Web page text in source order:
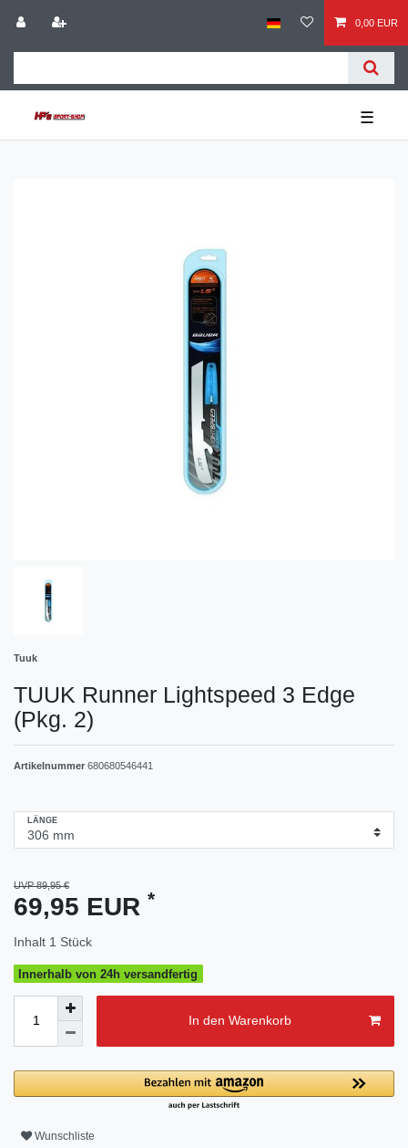
0,00 EUR
☰
Tuuk
TUUK Runner Lightspeed 3 Edge
(Pkg. 2)
Artikelnummer 680680546441
LÄNGE
UVP 89,95 €
69,95 EUR *
Inhalt 1 Stück
Innerhalb von 24h versandfertig
In den Warenkorb
Wunschliste